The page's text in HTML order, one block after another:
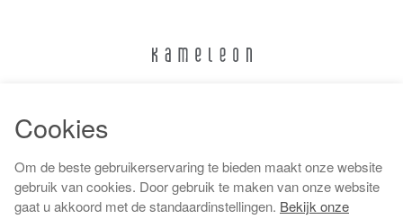
Algemene voorwaarden
Cookies
Om de beste gebruikerservaring te bieden maakt onze website
gebruik van cookies. Door gebruik te maken van onze website
gaat u akkoord met de standaardinstellingen. Bekijk onze